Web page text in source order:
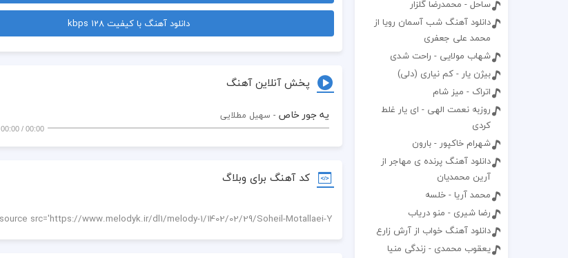
ساحل - محمدرضا گلزار
دانلود آهنگ شب آسمان رویا از
محمد علی جعفری
شهاب مولایی - راحت شدی
بیژن یار - کم نیاری (دلی)
اتراک - میز شام
روزبه نعمت الهی - ای یار غلط
کردی
شهرام خاکپور - بارون
دانلود آهنگ پرنده ی مهاجر از
آرین محمدیان
محمد آریا - خلسه
رضا شیری - منو دریاب
دانلود آهنگ خواب از آرش زارع
یعقوب محمدی - زندگی منیا
دانلود آهنگ با کیفیت 128 kbps
پخش آنلاین آهنگ
یه جور خاص - سهیل مطلایی
00:00
/
00:00
کد آهنگ برای وبلاگ